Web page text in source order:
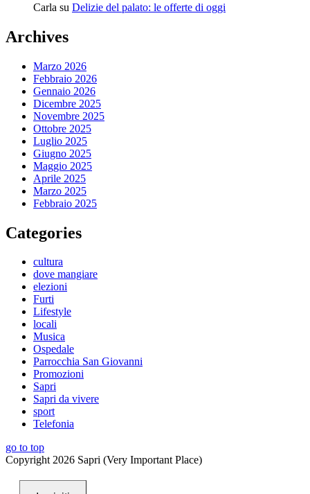
Carla su Delizie del palato: le offerte di oggi
Archives
Marzo 2026
Febbraio 2026
Gennaio 2026
Dicembre 2025
Novembre 2025
Ottobre 2025
Luglio 2025
Giugno 2025
Maggio 2025
Aprile 2025
Marzo 2025
Febbraio 2025
Categories
cultura
dove mangiare
elezioni
Furti
Lifestyle
locali
Musica
Ospedale
Parrocchia San Giovanni
Promozioni
Sapri
Sapri da vivere
sport
Telefonia
go to top
Copyright 2026 Sapri (Very Important Place)